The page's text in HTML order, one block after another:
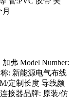
弗 Model Number:
称: 新能源电气布线
定制长度 导线颜
接器品牌: 原装/仿